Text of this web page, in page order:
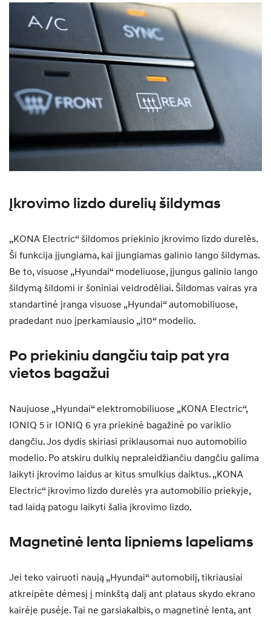
Įkrovimo lizdo durelių šildymas
„KONA Electric“ šildomos priekinio įkrovimo lizdo durelės.
Ši funkcija įjungiama, kai įjungiamas galinio lango šildymas.
Be to, visuose „Hyundai“ modeliuose, įjungus galinio lango
šildymą šildomi ir šoniniai veidrodėliai. Šildomas vairas yra
standartinė įranga visuose „Hyundai“ automobiliuose,
pradedant nuo įperkamiausio „i10“ modelio.
Po priekiniu dangčiu taip pat yra
vietos bagažui
Naujuose „Hyundai“ elektromobiliuose „KONA Electric“,
IONIQ 5 ir IONIQ 6 yra priekinė bagažinė po variklio
dangčiu. Jos dydis skiriasi priklausomai nuo automobilio
modelio. Po atskiru dulkių nepraleidžiančiu dangčiu galima
laikyti įkrovimo laidus ar kitus smulkius daiktus. „KONA
Electric“ įkrovimo lizdo durelės yra automobilio priekyje,
tad laidą patogu laikyti šalia įkrovimo lizdo.
Magnetinė lenta lipniems lapeliams
Jei teko vairuoti naują „Hyundai“ automobilį, tikriausiai
atkreipėte dėmesį į minkštą dalį ant plataus skydo ekrano
kairėje pusėje. Tai ne garsiakalbis, o magnetinė lenta, ant